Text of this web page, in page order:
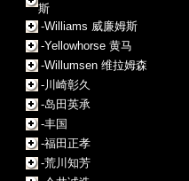
斯
-Williams 威廉姆斯
-Yellowhorse 黄马
-Willumsen 维拉姆森
-川崎彰久
-岛田英承
-丰国
-福田正孝
-荒川知芳